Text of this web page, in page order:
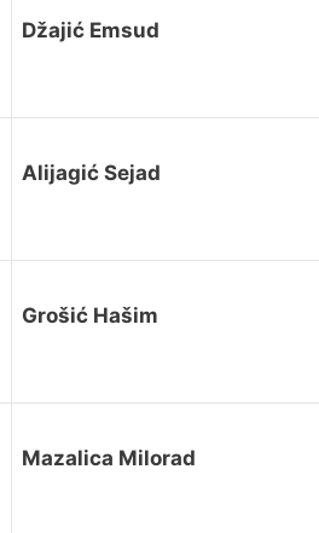
Džajić Emsud
Alijagić Sejad
Grošić Hašim
Mazalica Milorad